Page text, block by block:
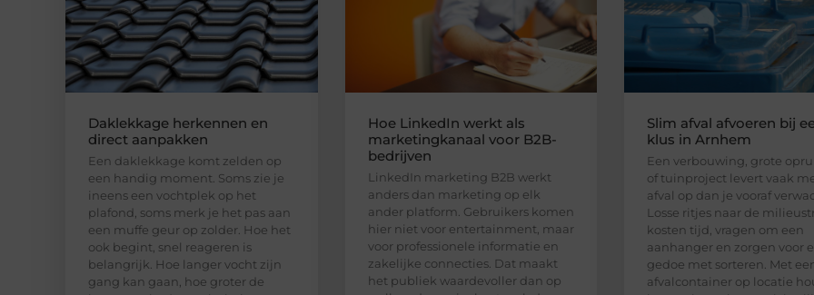
Daklekkage herkennen en
direct aanpakken
Een daklekkage komt zelden op
een handig moment. Soms zie je
ineens een vochtplek op het
plafond, soms merk je het pas aan
een muffe geur op zolder. Hoe het
ook begint, snel reageren is
belangrijk. Hoe langer vocht zijn
gang kan gaan, hoe groter de
Hoe LinkedIn werkt als
marketingkanaal voor B2B-
bedrijven
LinkedIn marketing B2B werkt
anders dan marketing op elk
ander platform. Gebruikers komen
hier niet voor entertainment, maar
voor professionele informatie en
zakelijke connecties. Dat maakt
het publiek waardevoller dan op
Slim afval afvoeren bij
klus in Arnhem
Een verbouwing, grote
of tuinproject levert vaak
afval op dan je vooraf
Losse ritjes naar de
kosten tijd, vragen om een
aanhanger en zorgen voor
gedoe met sorteren. Met
afvalcontainer op locatie